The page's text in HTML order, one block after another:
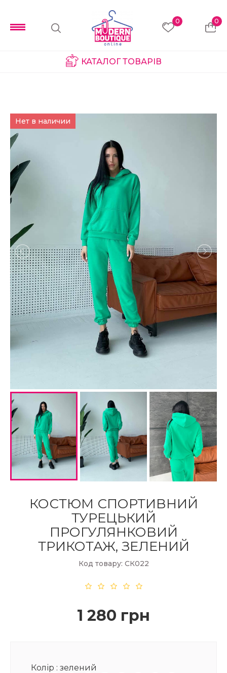
0 0
КАТАЛОГ ТОВАРІВ
Нет в наличии
КОСТЮМ СПОРТИВНИЙ
ТУРЕЦЬКИЙ
ПРОГУЛЯНКОВИЙ
ТРИКОТАЖ, ЗЕЛЕНИЙ
Код товару: СК022
1 280 грн
Колір : зелений